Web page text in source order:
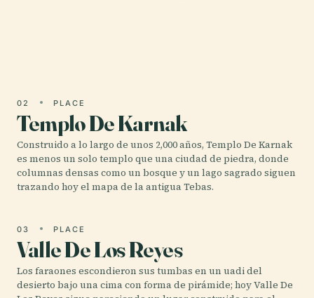
02 PLACE
Templo De Karnak
Construido a lo largo de unos 2,000 años, Templo De Karnak
es menos un solo templo que una ciudad de piedra, donde
columnas densas como un bosque y un lago sagrado siguen
trazando hoy el mapa de la antigua Tebas.
03 PLACE
Valle De Los Reyes
Los faraones escondieron sus tumbas en un uadi del
desierto bajo una cima con forma de pirámide; hoy Valle De